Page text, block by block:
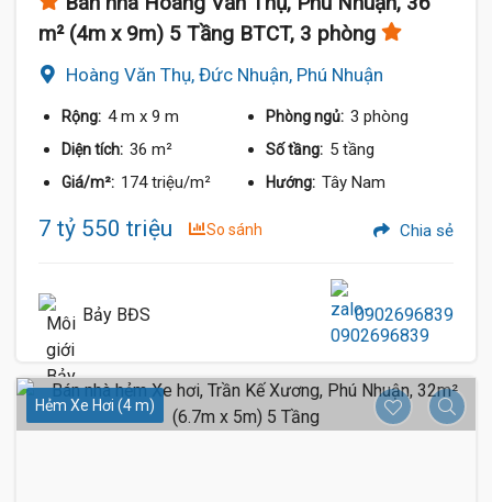
m² (4m x 9m) 5 Tầng BTCT, 3 phòng
Hoàng Văn Thụ, Đức Nhuận, Phú Nhuận
Rộng: 4 m x 9 m Phòng ngủ: 3 phòng
Diện tích: 36 m² Số tầng: 5 tầng
Giá/m²: 174 triệu/m² Hướng: Tây Nam
7 tỷ 550 triệu So sánh Chia sẻ
Bảy BĐS 0902696839
Hẻm Xe Hơi (4 m)